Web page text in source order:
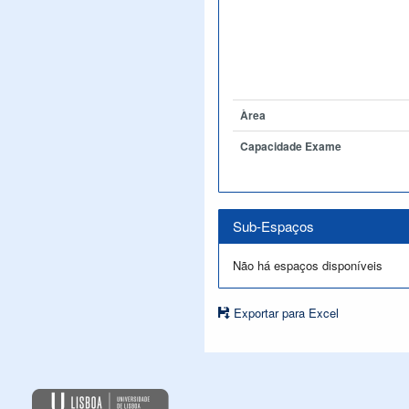
Àrea
Capacidade Exame
Sub-Espaços
Não há espaços disponíveis
Exportar para Excel